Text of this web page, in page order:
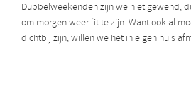
Dubbelweekenden zijn we niet gewend,
om morgen weer fit te zijn. Want ook al
dichtbij zijn, willen we het in eigen huis